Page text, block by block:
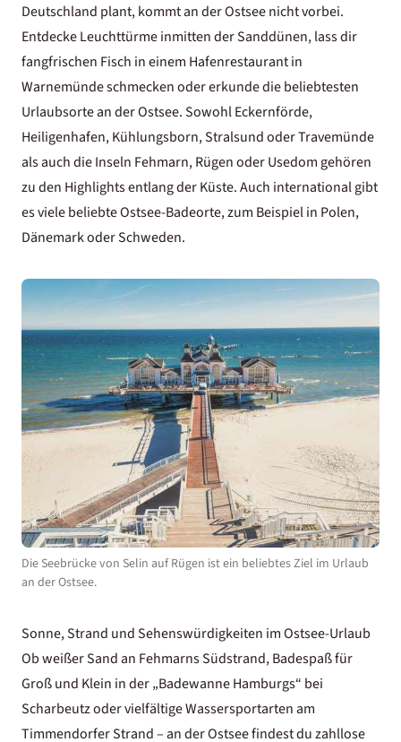
Deutschland plant, kommt an der Ostsee nicht vorbei.
Entdecke Leuchttürme inmitten der Sanddünen, lass dir
fangfrischen Fisch in einem Hafenrestaurant in
Warnemünde schmecken oder erkunde die beliebtesten
Urlaubsorte an der Ostsee. Sowohl Eckernförde,
Heiligenhafen, Kühlungsborn, Stralsund oder Travemünde
als auch die Inseln Fehmarn, Rügen oder Usedom gehören
zu den Highlights entlang der Küste. Auch international gibt
es viele beliebte Ostsee-Badeorte, zum Beispiel in Polen,
Dänemark oder Schweden.
Die Seebrücke von Selin auf Rügen ist ein beliebtes Ziel im Urlaub
an der Ostsee.
Sonne, Strand und Sehenswürdigkeiten im Ostsee-Urlaub
Ob weißer Sand an Fehmarns Südstrand, Badespaß für
Groß und Klein in der „Badewanne Hamburgs“ bei
Scharbeutz oder vielfältige Wassersportarten am
Timmendorfer Strand – an der Ostsee findest du zahllose